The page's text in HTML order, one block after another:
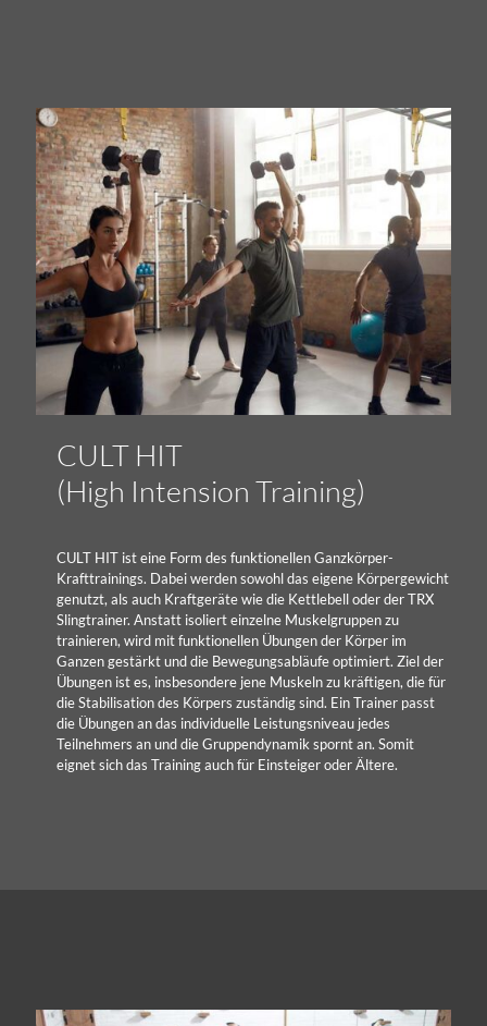
CULT HIT
(High Intension Training)
CULT HIT ist eine Form des funktionellen Ganzkörper-
Krafttrainings. Dabei werden sowohl das eigene Körpergewicht
genutzt, als auch Kraftgeräte wie die Kettlebell oder der TRX
Slingtrainer. Anstatt isoliert einzelne Muskelgruppen zu
trainieren, wird mit funktionellen Übungen der Körper im
Ganzen gestärkt und die Bewegungsabläufe optimiert. Ziel der
Übungen ist es, insbesondere jene Muskeln zu kräftigen, die für
die Stabilisation des Körpers zuständig sind. Ein Trainer passt
die Übungen an das individuelle Leistungsniveau jedes
Teilnehmers an und die Gruppendynamik spornt an. Somit
eignet sich das Training auch für Einsteiger oder Ältere.